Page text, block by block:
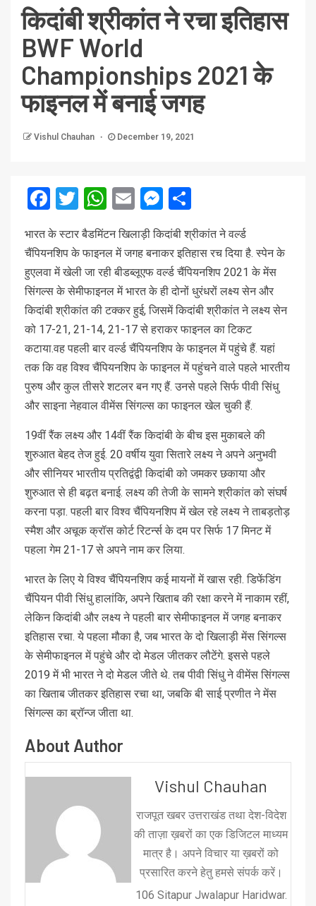
किदांबी श्रीकांत ने रचा इतिहास
BWF World
Championships 2021 के
फाइनल में बनाई जगह
Vishul Chauhan December 19, 2021
Facebook
Twitter
WhatsApp
EmailMessenger
भारत के स्टार बैडमिंटन खिलाड़ी किदांबी श्रीकांत ने वर्ल्ड
चैंपियनशिप के फाइनल में जगह बनाकर इतिहास रच दिया है. स्पेन के
हुएलवा में खेली जा रही बीडब्लूएफ वर्ल्ड चैंपियनशिप 2021 के मेंस
सिंगल्स के सेमीफाइनल में भारत के ही दोनों धुरंधरों लक्ष्य सेन और
किदांबी श्रीकांत की टक्कर हुई, जिसमें किदांबी श्रीकांत ने लक्ष्य सेन
को 17-21, 21-14, 21-17 से हराकर फाइनल का टिकट
कटाया.वह पहली बार वर्ल्ड चैंपियनशिप के फाइनल में पहुंचे हैं. यहां
तक कि वह विश्व चैंपियनशिप के फाइनल में पहुंचने वाले पहले भारतीय
पुरुष और कुल तीसरे शटलर बन गए हैं. उनसे पहले सिर्फ पीवी सिंधु
और साइना नेहवाल वीमेंस सिंगल्स का फाइनल खेल चुकी हैं.
19वीं रैंक लक्ष्य और 14वीं रैंक किदांबी के बीच इस मुकाबले की
शुरुआत बेहद तेज हुई. 20 वर्षीय युवा सितारे लक्ष्य ने अपने अनुभवी
और सीनियर भारतीय प्रतिद्वंद्वी किदांबी को जमकर छकाया और
शुरुआत से ही बढ़त बनाई. लक्ष्य की तेजी के सामने श्रीकांत को संघर्ष
करना पड़ा. पहली बार विश्व चैंपियनशिप में खेल रहे लक्ष्य ने ताबड़तोड़
स्मैश और अचूक क्रॉस कोर्ट रिटर्न्स के दम पर सिर्फ 17 मिनट में
पहला गेम 21-17 से अपने नाम कर लिया.
भारत के लिए ये विश्व चैंपियनशिप कई मायनों में खास रही. डिफेंडिंग
चैंपियन पीवी सिंधु हालांकि, अपने खिताब की रक्षा करने में नाकाम रहीं,
लेकिन किदांबी और लक्ष्य ने पहली बार सेमीफाइनल में जगह बनाकर
इतिहास रचा. ये पहला मौका है, जब भारत के दो खिलाड़ी मेंस सिंगल्स
के सेमीफाइनल में पहुंचे और दो मेडल जीतकर लौटेंगे. इससे पहले
2019 में भी भारत ने दो मेडल जीते थे. तब पीवी सिंधु ने वीमेंस सिंगल्स
का खिताब जीतकर इतिहास रचा था, जबकि बी साई प्रणीत ने मेंस
सिंगल्स का ब्रॉन्ज जीता था.
About Author
Vishul Chauhan
राजपूत खबर उत्तराखंड तथा देश-विदेश
की ताज़ा ख़बरों का एक डिजिटल माध्यम
मात्र है। अपने विचार या ख़बरों को
प्रसारित करने हेतु हमसे संपर्क करें।
106 Sitapur Jwalapur Haridwar.